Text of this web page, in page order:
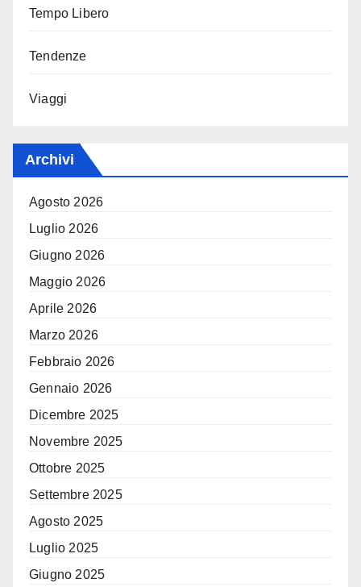
Tempo Libero
Tendenze
Viaggi
Archivi
Agosto 2026
Luglio 2026
Giugno 2026
Maggio 2026
Aprile 2026
Marzo 2026
Febbraio 2026
Gennaio 2026
Dicembre 2025
Novembre 2025
Ottobre 2025
Settembre 2025
Agosto 2025
Luglio 2025
Giugno 2025